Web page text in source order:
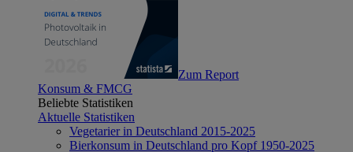
Zum Report
Konsum & FMCG
Beliebte Statistiken
Aktuelle Statistiken
Vegetarier in Deutschland 2015-2025
Bierkonsum in Deutschland pro Kopf 1950-2025